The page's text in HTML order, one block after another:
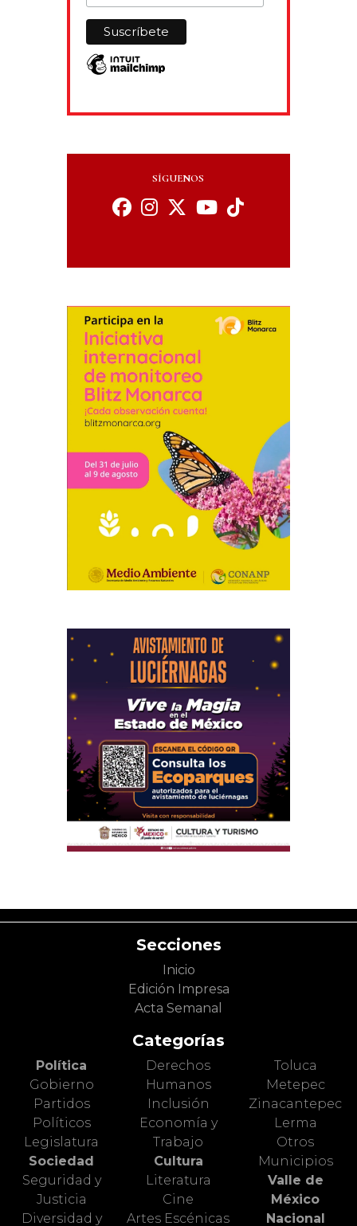
SÍGUENOS
Secciones
Inicio
Edición Impresa
Acta Semanal
Categorías
Política
Gobierno
Partidos
Políticos
Legislatura
Sociedad
Seguridad y
Justicia
Diversidad y
Derechos
Humanos
Inclusión
Economía y
Trabajo
Cultura
Literatura
Cine
Artes Escénicas
Toluca
Metepec
Zinacantepec
Lerma
Otros
Municipios
Valle de
México
Nacional